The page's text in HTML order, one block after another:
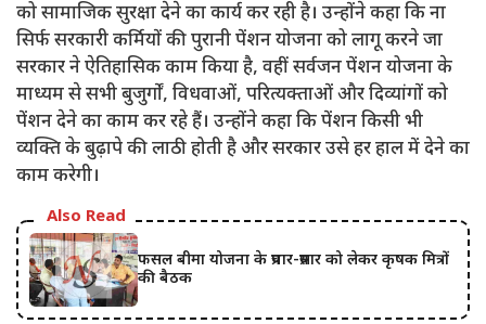
को सामाजिक सुरक्षा देने का कार्य कर रही है। उन्होंने कहा कि ना
सिर्फ सरकारी कर्मियों की पुरानी पेंशन योजना को लागू करने जा
सरकार ने ऐतिहासिक काम किया है, वहीं सर्वजन पेंशन योजना के
माध्यम से सभी बुजुर्गों, विधवाओं, परित्यक्ताओं और दिव्यांगों को
पेंशन देने का काम कर रहे हैं। उन्होंने कहा कि पेंशन किसी भी
व्यक्ति के बुढ़ापे की लाठी होती है और सरकार उसे हर हाल में देने का
काम करेगी।
Also Read
फसल बीमा योजना के प्रचार-प्रसार को लेकर कृषक मित्रों
की बैठक